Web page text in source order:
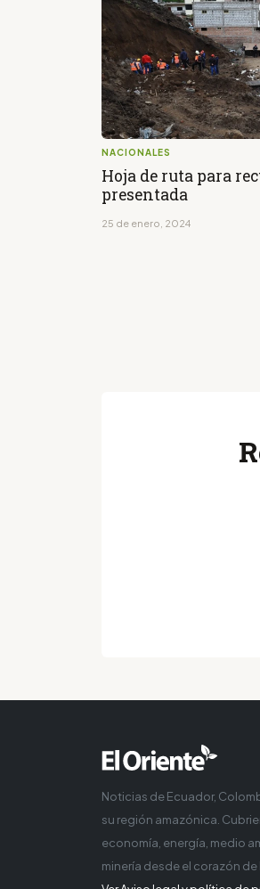
NACIONALES
Hoja de ruta para
presentada
25 de enero, 2024
Noticias de Ecuador,
su región amazónica.
economía, energía, medio
minería desde el corazón de